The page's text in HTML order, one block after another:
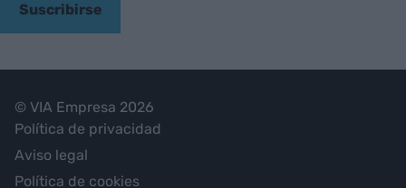
Suscribirse
© VIA Empresa 2026
Política de privacidad
Aviso legal
Política de cookies